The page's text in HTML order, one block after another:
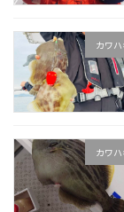
カワハ
カワハ